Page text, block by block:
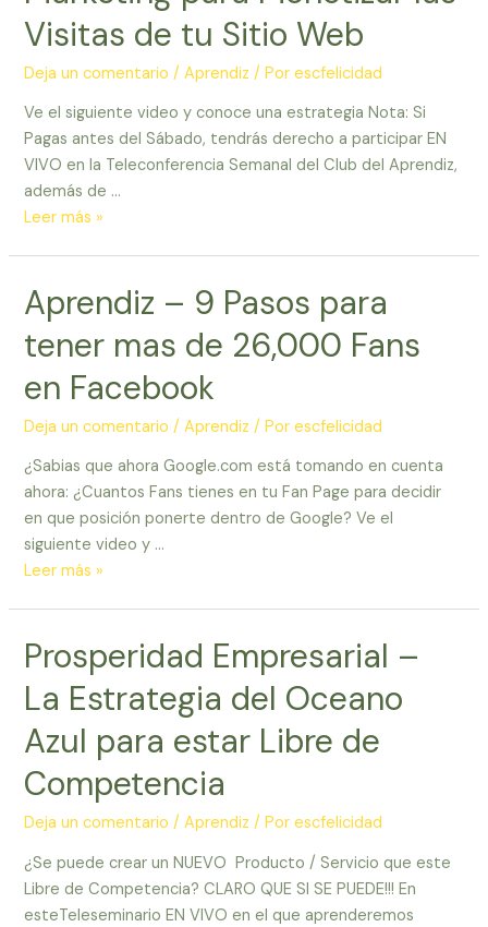
para
Vender
Multiniveles
Internet!!!
Visitas de tu Sitio Web
Deja un comentario /Aprendiz / Porescfelicidad
Ve el siguiente video y conoce una estrategia Nota: Si
Pagas antes del Sábado, tendrás derecho a participar EN
VIVO en la Teleconferencia Semanal del Club del Aprendiz,
además de …
Estrategias
Marketing
para
Monetizar
Visitas
de
Sitio
Leer más »
Aprendiz – 9 Pasos para
tener mas de 26,000 Fans
en Facebook
Deja un comentario /Aprendiz / Porescfelicidad
¿Sabias que ahora Google.com está tomando en cuenta
ahora: ¿Cuantos Fans tienes en tu Fan Page para decidir
en que posición ponerte dentro de Google? Ve el
siguiente video y …
Aprendiz
Pasos
tener
mas
de
26,000
en
Facebook
Leer más »
Prosperidad Empresarial –
La Estrategia del Oceano
Azul para estar Libre de
Competencia
Deja un comentario /Aprendiz / Porescfelicidad
¿Se puede crear un NUEVO Producto / Servicio que este
Libre de Competencia? CLARO QUE SI SE PUEDE!!! En
esteTeleseminario EN VIVO en el que aprenderemos